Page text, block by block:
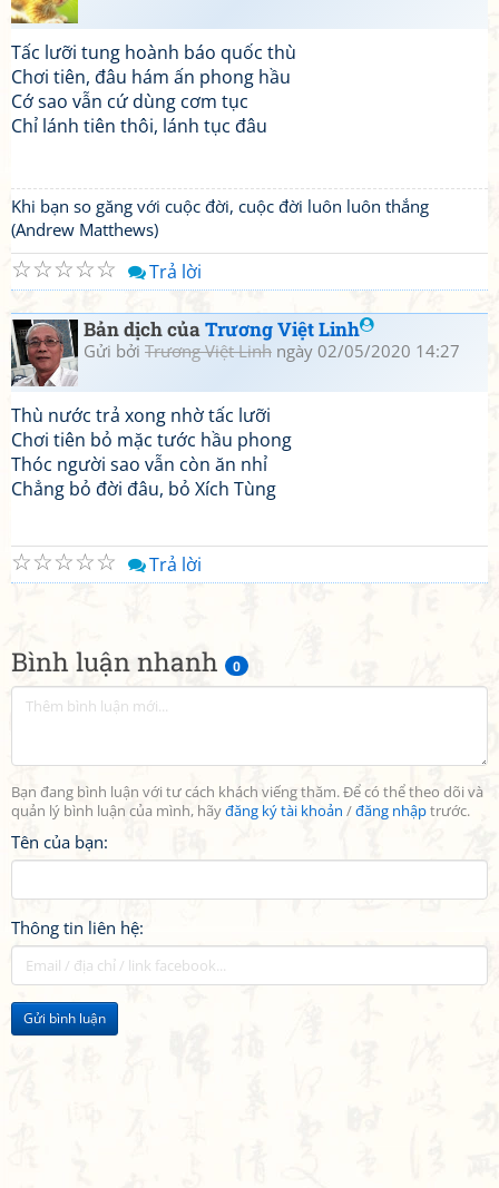
Bình luận nhanh 0
Bạn đang bình luận với tư cách khách viếng thăm. Để có thể theo dõi và
quản lý bình luận của mình, hãyđăng ký tài khoản /đăng nhậptrước.
Tên của bạn:
Thông tin liên hệ:
Gửi bình luận
Tấc lưỡi tung hoành báo quốc thù
Chơi tiên, đâu hám ấn phong hầu
Cớ sao vẫn cứ dùng cơm tục
Chỉ lánh tiên thôi, lánh tục đâu
Khi bạn so găng với cuộc đời, cuộc đời luôn luôn thắng
(Andrew Matthews)
☆
☆
☆
☆
☆ Trả lời
Bản dịch củaTrương Việt Linh
Gửi bởi Trương Việt Linh ngày 02/05/2020 14:27
Thù nước trả xong nhờ tấc lưỡi
Chơi tiên bỏ mặc tước hầu phong
Thóc người sao vẫn còn ăn nhỉ
Chẳng bỏ đời đâu, bỏ Xích Tùng
☆
☆
☆
☆
☆ Trả lời